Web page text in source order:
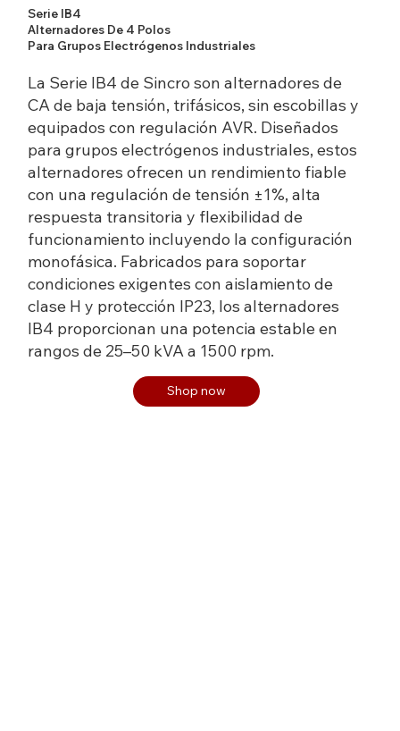
Serie IB4
Alternadores De 4 Polos
Para Grupos Electrógenos Industriales
La Serie IB4 de Sincro son alternadores de
CA de baja tensión, trifásicos, sin escobillas y
equipados con regulación AVR. Diseñados
para grupos electrógenos industriales, estos
alternadores ofrecen un rendimiento fiable
con una regulación de tensión ±1%, alta
respuesta transitoria y flexibilidad de
funcionamiento incluyendo la configuración
monofásica. Fabricados para soportar
condiciones exigentes con aislamiento de
clase H y protección IP23, los alternadores
IB4 proporcionan una potencia estable en
rangos de 25–50 kVA a 1500 rpm.
Shop now